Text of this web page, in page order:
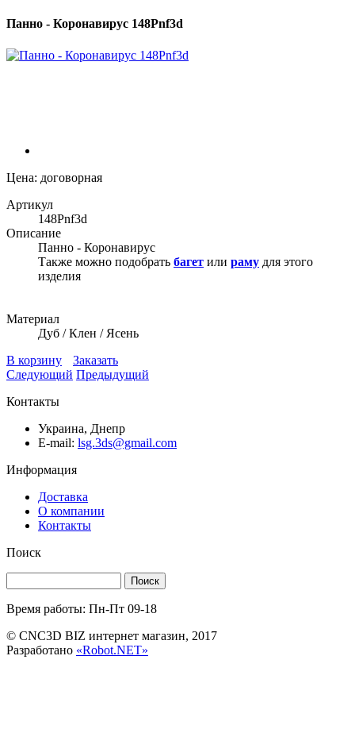
Панно - Коронавирус 148Pnf3d
Цена: договорная
Артикул
148Pnf3d
Описание
Панно - Коронавирус
Также можно подобрать багет или раму для этого
изделия
Mатериал
Дуб / Клен / Ясень
В корзину
Заказать
Следующий Предыдущий
Контакты
Украина, Днепр
E-mail: lsg.3ds@gmail.com
Информация
Доставка
О компании
Контакты
Поиск
Поиск
Время работы: Пн-Пт 09-18
© CNC3D BIZ интернет магазин, 2017
Разработано «Robot.NET»